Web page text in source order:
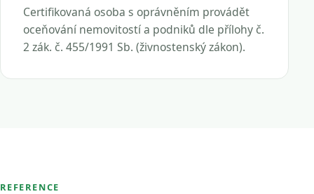
Certifikovaná osoba s oprávněním provádět
oceňování nemovitostí a podniků dle přílohy č.
2 zák. č. 455/1991 Sb. (živnostenský zákon).
REFERENCE